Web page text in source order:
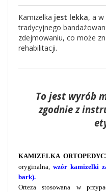
Kamizelka jest lekka, a
tradycyjnego
zdejmowaniu, co może
rehabilitacji.
To jest wyrób
zgodnie z
KAMIZELKA
oryginalna, wzór kamizelki
bark).
Orteza stosowana w